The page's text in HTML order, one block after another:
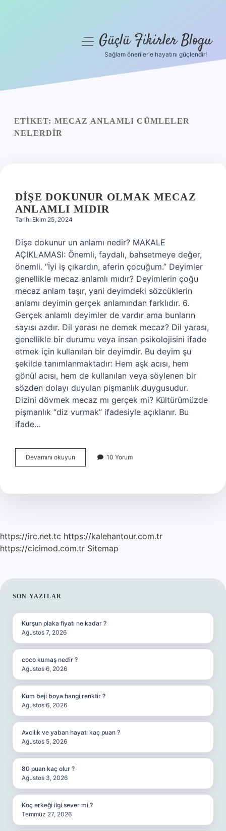
Yasal Uyarı
menüyüGüçlü Fikirler Blogu
Sağlam önerilerle hayatını güçlendir!
ETIKET: MECAZ ANLAMLI CÜMLELER
NELERDIR
DIŞE DOKUNUR OLMAK MECAZ
ANLAMLI MIDIR
Tarih: Ekim 25, 2024
Dişe dokunur un anlamı nedir? MAKALE
AÇIKLAMASI: Önemli, faydalı, bahsetmeye değer,
önemli. “İyi iş çıkardın, aferin çocuğum.” Deyimler
genellikle mecaz anlamlı mıdır? Deyimlerin çoğu
mecaz anlam taşır, yani deyimdeki sözcüklerin
anlamı deyimin gerçek anlamından farklıdır. 6.
Gerçek anlamlı deyimler de vardır ama bunların
sayısı azdır. Dil yarası ne demek mecaz? Dil yarası,
genellikle bir durumu veya insan psikolojisini ifade
etmek için kullanılan bir deyimdir. Bu deyim şu
şekilde tanımlanmaktadır: Hem aşk acısı, hem
gönül acısı, hem de kullanılan veya söylenen bir
sözden dolayı duyulan pişmanlık duygusudur.
Dizini dövmek mecaz mı gerçek mi? Kültürümüzde
pişmanlık “diz vurmak” ifadesiyle açıklanır. Bu
ifade…
Devamını okuyun
Dokunur
Anlamlı
10 Yorum
https://irc.net.tc https://kalehantour.com.tr
https://cicimod.com.tr Sitemap
SIDEBAR
SON YAZILAR
Kurşun plaka fiyatı ne kadar ?
Ağustos 7, 2026
coco kumaş nedir ?
Ağustos 6, 2026
Kum beji boya hangi renktir ?
Ağustos 6, 2026
Avcılık ve yaban hayatı kaç puan ?
Ağustos 5, 2026
80 puan kaç olur ?
Ağustos 3, 2026
Koç erkeği ilgi sever mi ?
Temmuz 27, 2026